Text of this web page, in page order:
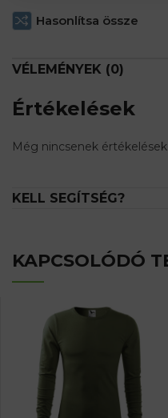
Hasonlítsa össze
VÉLEMÉNYEK (0)
Értékelések
Még nincsenek értékelések.
KELL SEGÍTSÉG?
KAPCSOLÓDÓ